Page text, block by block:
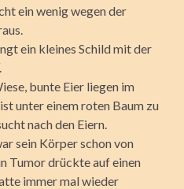
ein wenig wegen der
ein kleines Schild mit der
bunte Eier liegen im
unter einem roten Baum zu
nach den Eiern.
sein Körper schon von
Tumor drückte auf einen
immer mal wieder